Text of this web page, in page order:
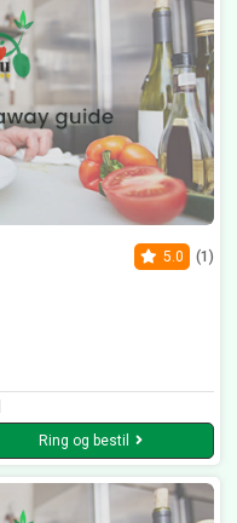
5.0 (1)
Ring og bestil